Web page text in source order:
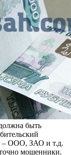
быть
– ООО, ЗАО и т.д.
мошенники.